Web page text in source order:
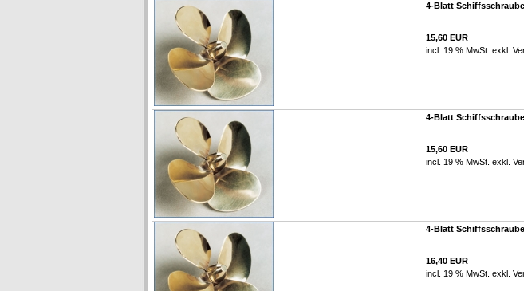
4-Blatt
15,60 EUR
incl. 19 % MwSt. exkl.
4-Blatt
15,60 EUR
incl. 19 % MwSt. exkl.
4-Blatt
16,40 EUR
incl. 19 % MwSt. exkl.